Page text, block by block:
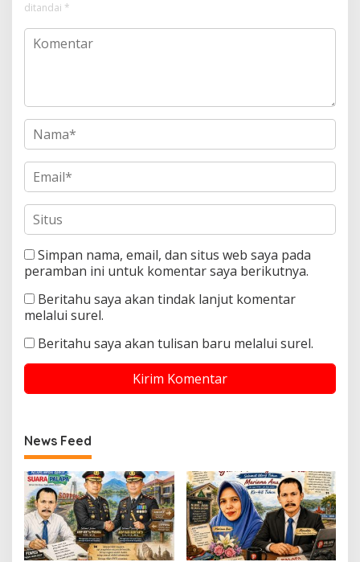
ditandai *
Simpan nama, email, dan situs web saya pada
peramban ini untuk komentar saya berikutnya.
Beritahu saya akan tindak lanjut komentar
melalui surel.
Beritahu saya akan tulisan baru melalui surel.
News Feed